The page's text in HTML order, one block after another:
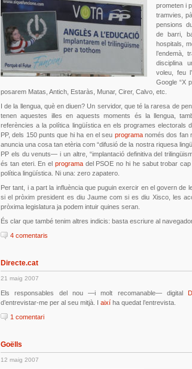
prometen i
tramvies,
pensions
de barri,
hospitals,
l’endemà,
disciplina
voleu, feu
Google “X
posarem Matas, Antich, Estaràs, Munar, Cirer, Calvo, etc.
I de la llengua, què en diuen? Un servidor, que té la raresa de
tenen aquestes illes en aquests moments és la llengua,
referències a la política lingüística en els programes electorals
PP, dels 150 punts que hi ha en el seu programanomés dos fan
anuncia una cosa tan etèria com “difusió de la nostra riquesa
PP els du venuts— i un altre, “implantació definitiva del
és tan eteri. En el programadel PSOE no hi he sabut trobar cap
política lingüística. Ni una: zero zapatero.
Per tant, i a part la influència que puguin exercir en el govern de
si el pròxim president es diu Jaume com si es diu Xisco, les
pròxima legislatura ja podem intuir quines seran.
És clar que també tenim altres indicis: basta escriure al
4 comentaris
Directe.cat
21 maig 2007
Els responsables del nou —i molt recomanable— digital
d’entrevistar-me per al seu mitjà. I així ha quedat l’entrevista.
1 comentari
Goëlls
12 maig 2007